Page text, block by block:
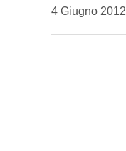
da
4 Giugno 2012